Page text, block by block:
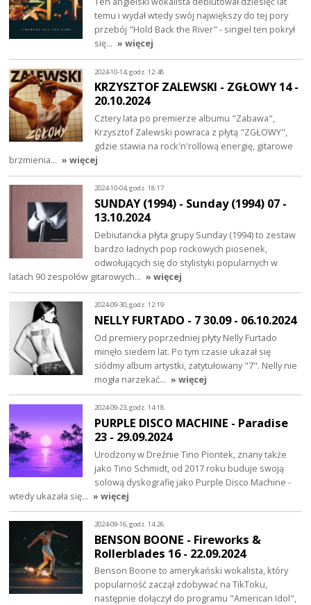
temu i wydał wtedy swój największy do tej pory
przebój "Hold Back the River" - singiel ten pokrył
się… » więcej
2024-10-14, godz. 12:48
KRZYSZTOF ZALEWSKI - ZGŁOWY 14 -
20.10.2024
Cztery lata po premierze albumu "Zabawa",
Krzysztof Zalewski powraca z płytą "ZGŁOWY",
gdzie stawia na rock'n'rollową energię, gitarowe
brzmienia… » więcej
2024-10-04, godz. 18:17
SUNDAY (1994) - Sunday (1994) 07 -
13.10.2024
Debiutancka płyta grupy Sunday (1994) to zestaw
bardzo ładnych pop rockowych piosenek,
odwołujących się do stylistyki popularnych w
latach 90 zespołów gitarowych… » więcej
2024-09-30, godz. 12:19
NELLY FURTADO - 7 30.09 - 06.10.2024
Od premiery poprzedniej płyty Nelly Furtado
minęło siedem lat. Po tym czasie ukazał się
siódmy album artystki, zatytułowany "7". Nelly nie
mogła narzekać… » więcej
2024-09-23, godz. 14:18
PURPLE DISCO MACHINE - Paradise
23 - 29.09.2024
Urodzony w Dreźnie Tino Piontek, znany także
jako Tino Schmidt, od 2017 roku buduje swoją
solową dyskografię jako Purple Disco Machine -
wtedy ukazała się… » więcej
2024-09-16, godz. 14:26
BENSON BOONE - Fireworks &
Rollerblades 16 - 22.09.2024
Benson Boone to amerykański wokalista, który
popularność zaczął zdobywać na TikToku,
następnie dołączył do programu "American Idol",